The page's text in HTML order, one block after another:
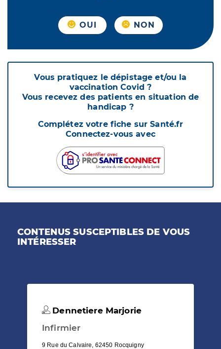
OUI NON
Vous pratiquez le dépistage et/ou la
vaccination Covid ?
Vous recevez des patients en situation de
handicap ?
Complétez votre fiche sur Santé.fr
Connectez-vous avec
CONTENUS SUSCEPTIBLES DE VOUS
INTÉRESSER
Dennetiere Marjorie
Infirmier
9 Rue du Calvaire, 62450 Rocquigny